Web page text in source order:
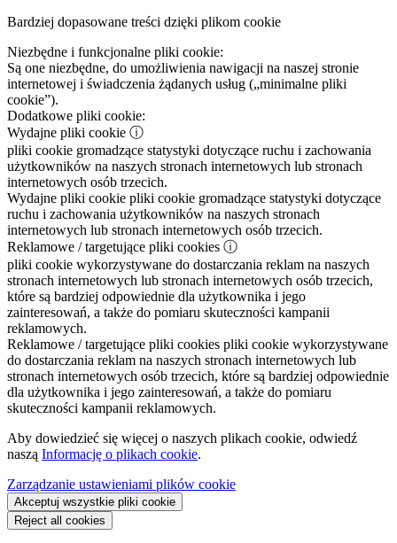
Bardziej dopasowane treści dzięki plikom cookie
Niezbędne i funkcjonalne pliki cookie:
Są one niezbędne, do umożliwienia nawigacji na naszej stronie
internetowej i świadczenia żądanych usług („minimalne pliki
cookie”).
Dodatkowe pliki cookie:
Wydajne pliki cookie ⓘ
pliki cookie gromadzące statystyki dotyczące ruchu i zachowania
użytkowników na naszych stronach internetowych lub stronach
internetowych osób trzecich.
Wydajne pliki cookie pliki cookie gromadzące statystyki dotyczące
ruchu i zachowania użytkowników na naszych stronach
internetowych lub stronach internetowych osób trzecich.
Reklamowe / targetujące pliki cookies ⓘ
pliki cookie wykorzystywane do dostarczania reklam na naszych
stronach internetowych lub stronach internetowych osób trzecich,
które są bardziej odpowiednie dla użytkownika i jego
zainteresowań, a także do pomiaru skuteczności kampanii
reklamowych.
Reklamowe / targetujące pliki cookies pliki cookie wykorzystywane
do dostarczania reklam na naszych stronach internetowych lub
stronach internetowych osób trzecich, które są bardziej odpowiednie
dla użytkownika i jego zainteresowań, a także do pomiaru
skuteczności kampanii reklamowych.
Aby dowiedzieć się więcej o naszych plikach cookie, odwiedź
naszą Informację o plikach cookie.
Zarządzanie ustawieniami plików cookie
Akceptuj wszystkie pliki cookie
Reject all cookies